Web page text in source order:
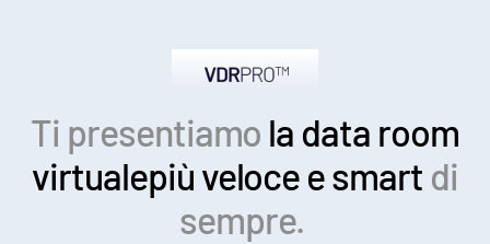
Ti presentiamo la data room
virtualepiù veloce e smart di
sempre.